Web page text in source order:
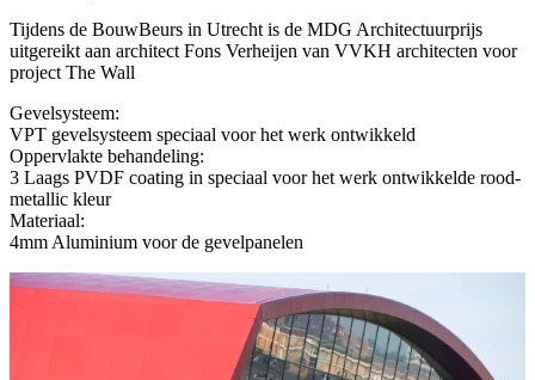
Tijdens de BouwBeurs in Utrecht is de MDG Architectuurprijs
uitgereikt aan architect Fons Verheijen van VVKH architecten voor
project The Wall
Gevelsysteem:
VPT gevelsysteem speciaal voor het werk ontwikkeld
Oppervlakte behandeling:
3 Laags PVDF coating in speciaal voor het werk ontwikkelde rood-
metallic kleur
Materiaal:
4mm Aluminium voor de gevelpanelen